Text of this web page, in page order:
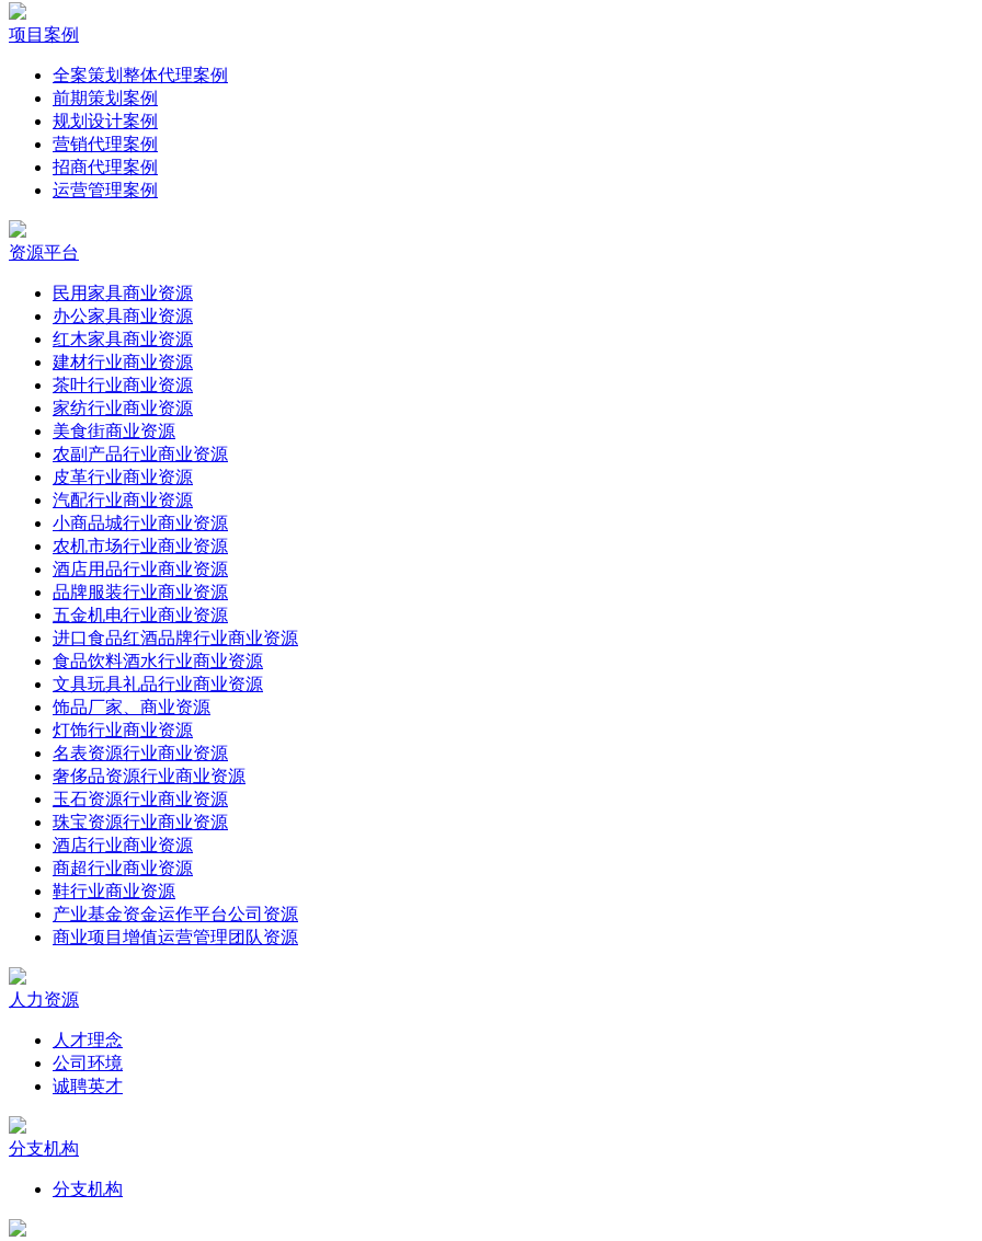
项目案例
全案策划整体代理案例
前期策划案例
规划设计案例
营销代理案例
招商代理案例
运营管理案例
资源平台
民用家具商业资源
办公家具商业资源
红木家具商业资源
建材行业商业资源
茶叶行业商业资源
家纺行业商业资源
美食街商业资源
农副产品行业商业资源
皮革行业商业资源
汽配行业商业资源
小商品城行业商业资源
农机市场行业商业资源
酒店用品行业商业资源
品牌服装行业商业资源
五金机电行业商业资源
进口食品红酒品牌行业商业资源
食品饮料酒水行业商业资源
文具玩具礼品行业商业资源
饰品厂家、商业资源
灯饰行业商业资源
名表资源行业商业资源
奢侈品资源行业商业资源
玉石资源行业商业资源
珠宝资源行业商业资源
酒店行业商业资源
商超行业商业资源
鞋行业商业资源
产业基金资金运作平台公司资源
商业项目增值运营管理团队资源
人力资源
人才理念
公司环境
诚聘英才
分支机构
分支机构